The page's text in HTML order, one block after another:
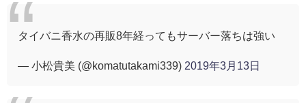
タイバニ香水の再販8年経ってもサーバー落ちは強い
— 小松貴美 (@komatutakami339) 2019年3月13日